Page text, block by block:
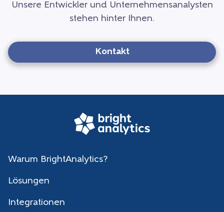
Unsere Entwickler und Unternehmensanalysten
stehen hinter Ihnen.
Kontakt
Warum BrightAnalytics?
Lösungen
Integrationen